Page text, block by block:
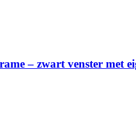
– zwart venster met